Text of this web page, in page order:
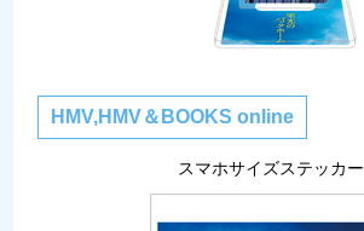
HMV,HMV＆BOOKS online
スマホサイズステッカー